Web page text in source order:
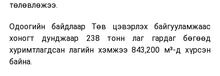
жишээнд суурилсан сургалт, багаар ажиллах дасгал,
танилцах, онцгой нөхцөлд ажиллах дадлага зэрэг
онол, практик хосолсон хэлбэрээр зохион байгуулж
байна.
төлөвлөжээ.
Одоогийн байдлаар Төв цэвэрлэх байгууламжаас
хоногт дунджаар 238 тонн лаг гардаг бөгөөд
хуримтлагдсан лагийн хэмжээ 843,200 м³-д хүрсэн
байна.